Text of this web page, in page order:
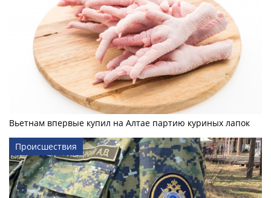
Вьетнам впервые купил на Алтае партию куриных лапок
Происшествия